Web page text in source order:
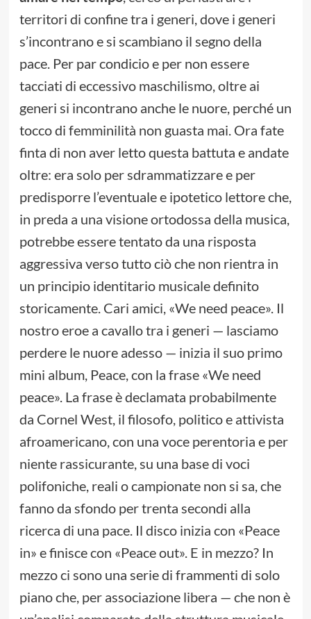
territori di confine tra i generi, dove i generi
s’incontrano e si scambiano il segno della
pace. Per par condicio e per non essere
tacciati di eccessivo maschilismo, oltre ai
generi si incontrano anche le nuore, perché un
tocco di femminilità non guasta mai. Ora fate
finta di non aver letto questa battuta e andate
oltre: era solo per sdrammatizzare e per
predisporre l’eventuale e ipotetico lettore che,
in preda a una visione ortodossa della musica,
potrebbe essere tentato da una risposta
aggressiva verso tutto ciò che non rientra in
un principio identitario musicale definito
storicamente. Cari amici, «We need peace». Il
nostro eroe a cavallo tra i generi — lasciamo
perdere le nuore adesso — inizia il suo primo
mini album, Peace, con la frase «We need
peace». La frase è declamata probabilmente
da Cornel West, il filosofo, politico e attivista
afroamericano, con una voce perentoria e per
niente rassicurante, su una base di voci
polifoniche, reali o campionate non si sa, che
fanno da sfondo per trenta secondi alla
ricerca di una pace. Il disco inizia con «Peace
in» e finisce con «Peace out». E in mezzo? In
mezzo ci sono una serie di frammenti di solo
piano che, per associazione libera — che non è